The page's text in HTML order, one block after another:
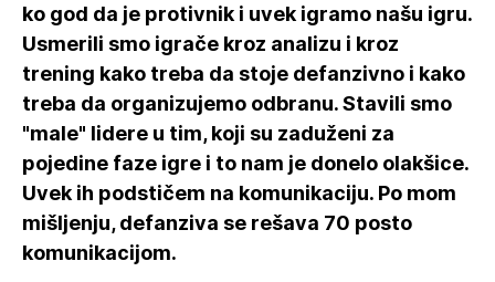
ko god da je protivnik i uvek igramo našu igru.
Usmerili smo igrače kroz analizu i kroz
trening kako treba da stoje defanzivno i kako
treba da organizujemo odbranu. Stavili smo
"male" lidere u tim, koji su zaduženi za
pojedine faze igre i to nam je donelo olakšice.
Uvek ih podstičem na komunikaciju. Po mom
mišljenju, defanziva se rešava 70 posto
komunikacijom.